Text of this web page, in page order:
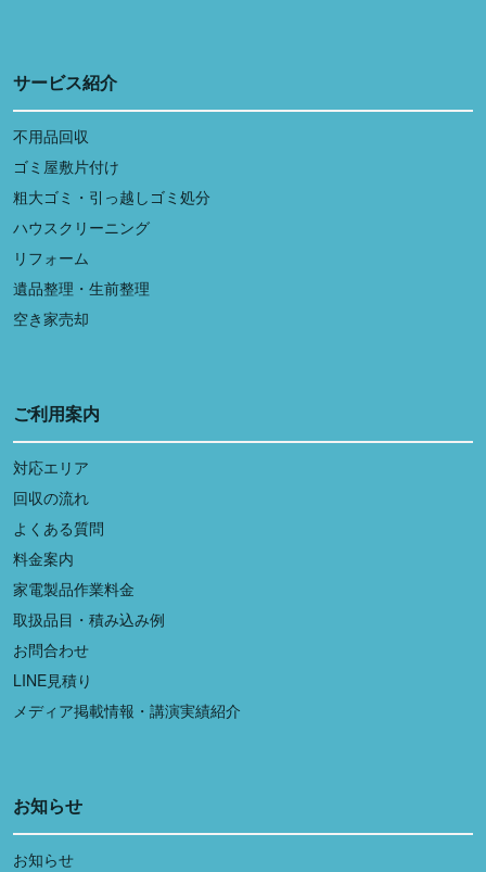
サービス紹介
不用品回収
ゴミ屋敷片付け
粗大ゴミ・引っ越しゴミ処分
ハウスクリーニング
リフォーム
遺品整理・生前整理
空き家売却
ご利用案内
対応エリア
回収の流れ
よくある質問
料金案内
家電製品作業料金
取扱品目・積み込み例
お問合わせ
LINE見積り
メディア掲載情報・講演実績紹介
お知らせ
お知らせ